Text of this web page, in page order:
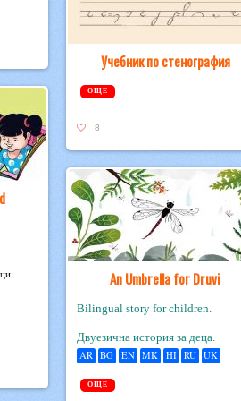
Учебник по стенография
ОЩЕ
8
An Umbrella for Druvi
Bilingual story for children.
Двуезична история за деца.
AR BG EN MK HI RU UK
ОЩЕ